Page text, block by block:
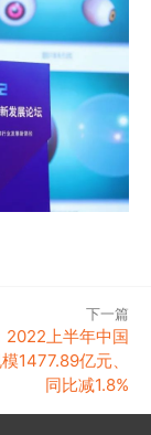
下一篇
2022上半年中国
1477.89亿元、
同比减1.8%